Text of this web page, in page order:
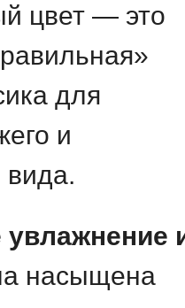
цвет — это
для
и
вида.
увлажнение
насыщена